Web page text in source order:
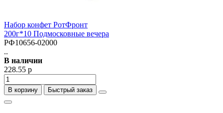
Набор конфет РотФронт
200г*10 Подмосковные вечера
РФ10656-02000
..
В наличии
228.55 р
В корзину Быстрый заказ